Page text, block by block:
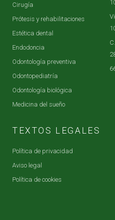
Cirugía
Prótesis y rehabilitaciones
Estética dental
Endodoncia
Odontología preventiva
Odontopediatría
Odontología biológica
Medicina del sueño
TEXTOS LEGALES
Política de privacidad
Aviso legal
Política de cookies